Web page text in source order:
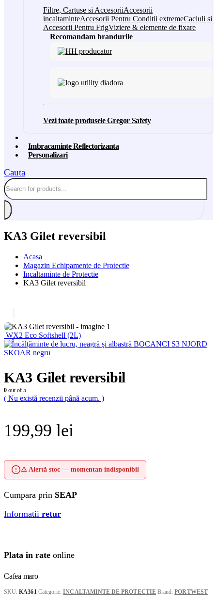
Filtre, Cartuse si AccesoriiAccesorii
incaltaminteAccesorii Pentru Conditii extremeCaciuli si
Accesorii Pentru FrigViziere & elemente de fixare
Recomandam brandurile
Vezi toate produsele Gregor Safety
Imbracaminte Reflectorizanta
Personalizari
Cauta
KA3 Gilet reversibil
Acasa
Magazin Echipamente de Protectie
Incaltaminte de Protectie
KA3 Gilet reversibil
WX2 Eco Softshell (2L)
BOCANCI S3 NJORD
SKOAR negru
KA3 Gilet reversibil
0 out of 5
( Nu există recenzii până acum. )
199,99 lei
⚠ Alertă stoc — momentan indisponibil
Cumpara prin SEAP
Informatii retur
Plata in rate online
Cafea maro
SKU:KA361 Categorie:INCALTAMINTE DE PROTECTIE Brand:PORTWEST